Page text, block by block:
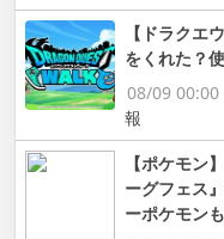
【ドラクエ
をくれた？
08/09 00:00
報
【ポケモン
ーグフェス
ーポケモン